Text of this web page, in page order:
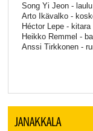
Song Yi Jeon - laulu
Arto Ikävalko -
Héctor Lepe - kitara
Heikko Remmel -
Anssi Tirkkonen -
JANAKKALA